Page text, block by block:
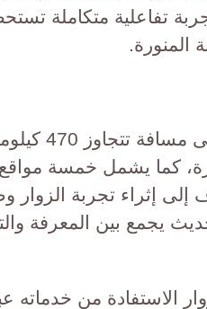
تجربة تفاعلية متكاملة
المنورة.
كما يشمل خمسة مواقع
إلى إثراء تجربة
يجمع بين المعرفة
الاستفادة من